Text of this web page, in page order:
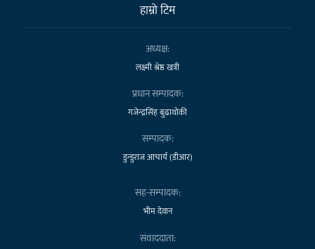
हाम्राे टिम
अध्यक्ष:
लक्ष्मी श्रेष्ठ खत्री
प्रधान सम्पादक:
गजेन्द्रसिंह बुढाथोकी
सम्पादक:
डुन्डुराज आचार्य (डीआर)
सह-सम्पादक:
भीम देवान
संवाददाता: